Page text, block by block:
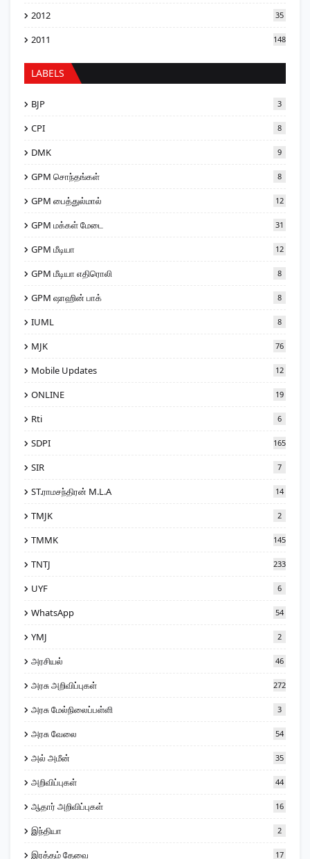
2012 35
2011 148
LABELS
BJP 3
CPI 8
DMK 9
GPM சொந்தங்கள் 8
GPM பைத்துல்மால் 12
GPM மக்கள் மேடை 31
GPM மீடியா 12
GPM மீடியா எதிரொலி 8
GPM ஷாஹின் பாக் 8
IUML 8
MJK 76
Mobile Updates 12
ONLINE 19
Rti 6
SDPI 165
SIR 7
ST.ராமசந்திரன் M.L.A 14
TMJK 2
TMMK 145
TNTJ 233
UYF 6
WhatsApp 54
YMJ 2
அரசியல் 46
அரசு அறிவிப்புகள் 272
அரசு மேல்நிலைப்பள்ளி 3
அரசு வேலை 54
அல் அமீன் 35
அறிவிப்புகள் 44
ஆதார் அறிவிப்புகள் 16
இந்தியா 2
இரத்தம் தேவை 17